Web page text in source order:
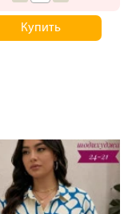
Купить